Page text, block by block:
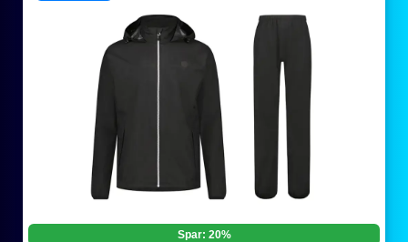
Spar: 20%